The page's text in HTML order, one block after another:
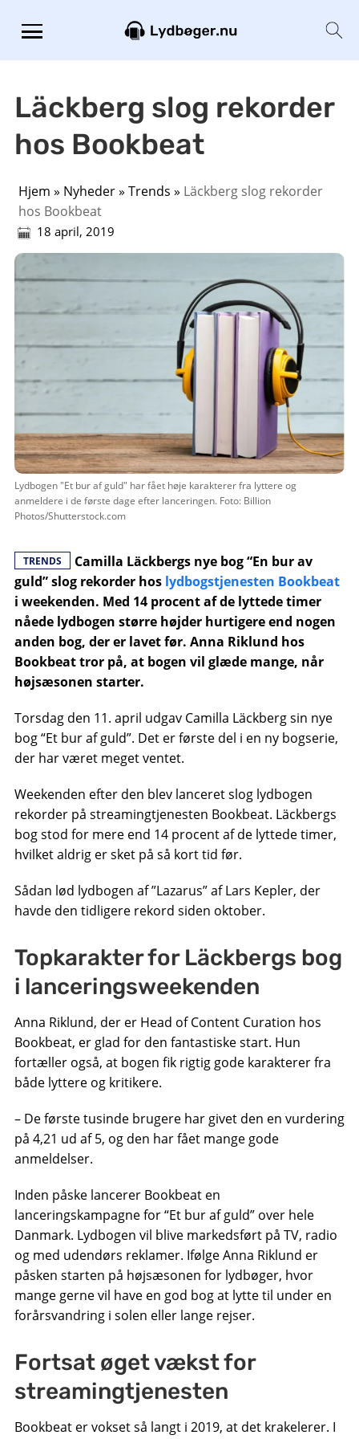
Läckberg slog rekorder
hos Bookbeat
Hjem » Nyheder» Trends » Läckberg slog rekorder
hos Bookbeat
18 april, 2019
Lydbogen "Et bur af guld" har fået høje karakterer fra lyttere og
anmeldere i de første dage efter lanceringen. Foto: Billion
Photos/Shutterstock.com
TRENDS
Camilla Läckbergs nye bog “En bur av
guld” slog rekorder hos lydbogstjenesten Bookbeat
i weekenden. Med 14 procent af de lyttede timer
nåede lydbogen større højder hurtigere end nogen
anden bog, der er lavet før. Anna Riklund hos
Bookbeat tror på, at bogen vil glæde mange, når
højsæsonen starter.
Torsdag den 11. april udgav Camilla Läckberg sin nye
bog “Et bur af guld”. Det er første del i en ny bogserie,
der har været meget ventet.
Weekenden efter den blev lanceret slog lydbogen
rekorder på streamingtjenesten Bookbeat. Läckbergs
bog stod for mere end 14 procent af de lyttede timer,
hvilket aldrig er sket på så kort tid før.
Sådan lød lydbogen af ​​”Lazarus” af Lars Kepler, der
havde den tidligere rekord siden oktober.
Topkarakter for Läckbergs bog
i lanceringsweekenden
Anna Riklund, der er Head of Content Curation hos
Bookbeat, er glad for den fantastiske start. Hun
fortæller også, at bogen fik rigtig gode karakterer fra
både lyttere og kritikere.
– De første tusinde brugere har givet den en vurdering
på 4,21 ud af 5, og den har fået mange gode
anmeldelser.
Inden påske lancerer Bookbeat en
lanceringskampagne for “Et bur af guld” over hele
Danmark. Lydbogen vil blive markedsført på TV, radio
og med udendørs reklamer. Ifølge Anna Riklund er
påsken starten på højsæsonen for lydbøger, hvor
mange gerne vil have en god bog at lytte til under en
forårsvandring i solen eller lange rejser.
Fortsat øget vækst for
streamingtjenesten
Bookbeat er vokset så langt i 2019, at det krakelerer. I